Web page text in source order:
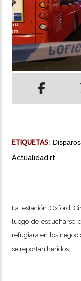
MUNDO
INSÓLITAS
MULTIMEDIA
ETIQUETAS: Disparos
Actualidad.rt
La estaciónOxford
luego de escucharse
refugiara en los
se reportan heridos